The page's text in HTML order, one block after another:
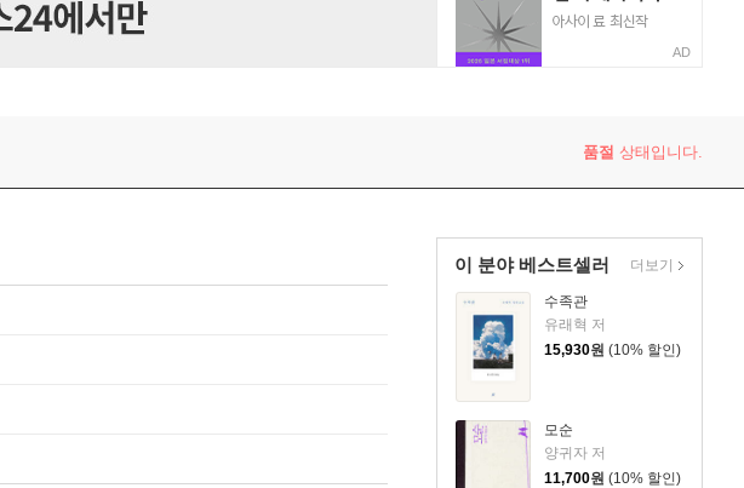
AD
품절 상태입니다.
이 분야 베스트셀러
수족관
유래혁 저
15,930원 (10% 할인)
모순
양귀자 저
11,700원 (10% 할인)
더보기